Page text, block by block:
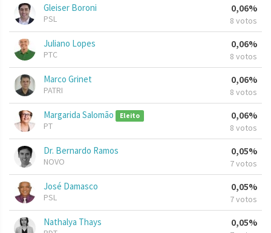
Gleiser Boroni
PSL
0,06%
8 votos
Juliano Lopes
PTC
0,06%
8 votos
Marco Grinet
PATRI
0,06%
8 votos
Margarida Salomão Eleito
PT
0,06%
8 votos
Dr. Bernardo Ramos
NOVO
0,05%
7 votos
José Damasco
PSL
0,05%
7 votos
Nathalya Thays 0,05%